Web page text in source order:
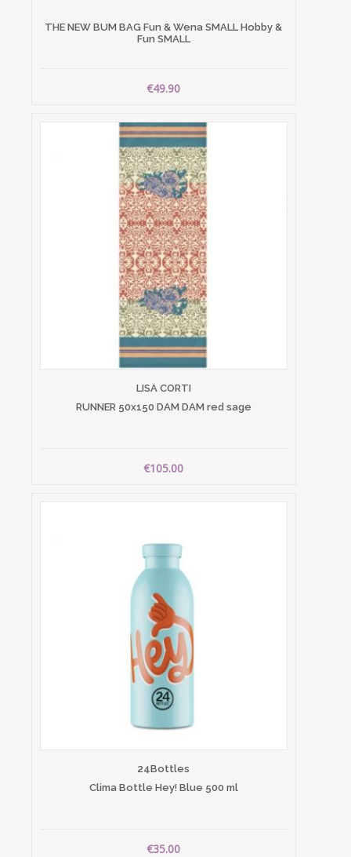
THE NEW BUM BAG Fun & Wena SMALL Hobby &
Fun SMALL
€49.90
LISA CORTI
RUNNER 50x150 DAM DAM red sage
€105.00
24Bottles
Clima Bottle Hey! Blue 500 ml
€35.00